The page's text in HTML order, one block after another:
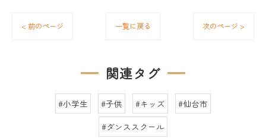
< 前のページ 一覧に戻る 次のページ >
関連タグ
#小学生 #子供 #キッズ
#仙台市
#ダンススクール